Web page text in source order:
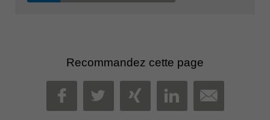
Recommandez cette page
FACEBOOK
TWITTER
XINGLINKEDIN
MAIL